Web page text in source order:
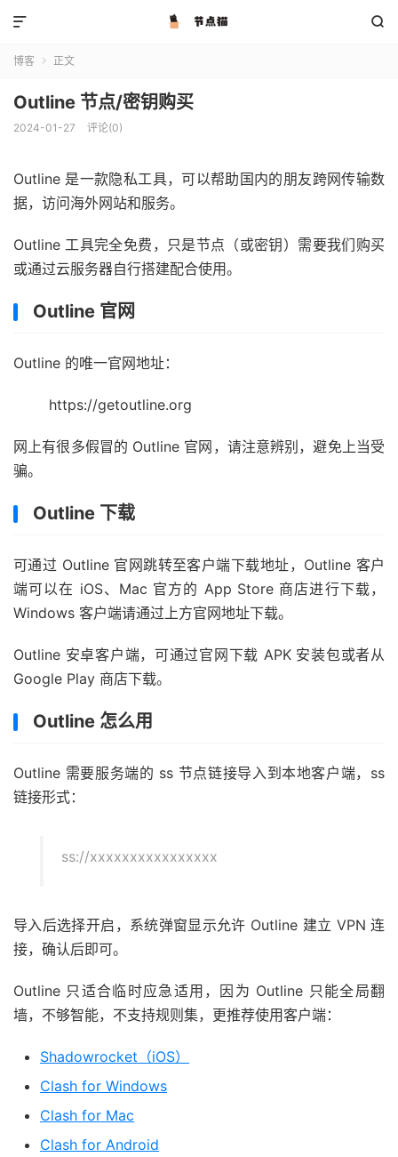


博客  正文
Outline 节点/密钥购买
2024-01-27 评论(0)
Outline 是一款隐私工具，可以帮助国内的朋友跨网传输数
据，访问海外网站和服务。
Outline 工具完全免费，只是节点（或密钥）需要我们购买
或通过云服务器自行搭建配合使用。
Outline 官网
Outline 的唯一官网地址：
https://getoutline.org
网上有很多假冒的 Outline 官网，请注意辨别，避免上当受
骗。
Outline 下载
可通过 Outline 官网跳转至客户端下载地址，Outline 客户
端可以在 iOS、Mac 官方的 App Store 商店进行下载，
Windows 客户端请通过上方官网地址下载。
Outline 安卓客户端，可通过官网下载 APK 安装包或者从
Google Play 商店下载。
Outline 怎么用
Outline 需要服务端的 ss 节点链接导入到本地客户端，ss
链接形式：
ss://xxxxxxxxxxxxxxxx
导入后选择开启，系统弹窗显示允许 Outline 建立 VPN 连
接，确认后即可。
Outline 只适合临时应急适用，因为 Outline 只能全局翻
墙，不够智能，不支持规则集，更推荐使用客户端：
Shadowrocket（iOS）
Clash for Windows
Clash for Mac
Clash for Android